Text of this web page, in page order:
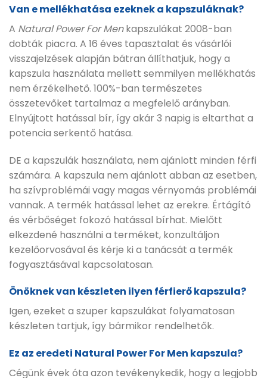
Van e mellékhatása ezeknek a kapszuláknak?
A Natural Power For Menkapszulákat 2008-ban
dobták piacra. A 16 éves tapasztalat és vásárlói
visszajelzések alapján bátran állíthatjuk, hogy a
kapszula használata mellett semmilyen mellékhatás
nem érzékelhető. 100%-ban természetes
összetevőket tartalmaz a megfelelő arányban.
Elnyújtott hatással bír, így akár 3 napig is eltarthat a
potencia serkentő hatása.
DE a kapszulák használata, nem ajánlott minden férfi
számára. A kapszula nem ajánlott abban az esetben,
ha szívproblémái vagy magas vérnyomás problémái
vannak. A termék hatással lehet az erekre. Értágító
és vérbőséget fokozó hatással bírhat. Mielőtt
elkezdené használni a terméket, konzultáljon
kezelőorvosával és kérje ki a tanácsát a termék
fogyasztásával kapcsolatosan.
Önöknek van készleten ilyen férfierő kapszula?
Igen, ezeket a szuper kapszulákat folyamatosan
készleten tartjuk, így bármikor rendelhetők.
Ez az eredeti Natural Power For Men kapszula?
Cégünk évek óta azon tevékenykedik, hogy a legjobb